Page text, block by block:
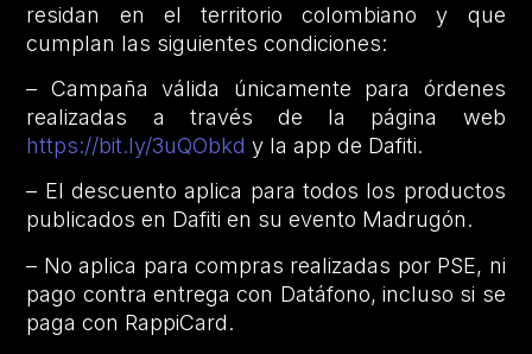
residan en el territorio colombiano y que
cumplan las siguientes condiciones:
– Campaña válida únicamente para órdenes
realizadas a través de la página web
https://bit.ly/3uQObkd y la app de Dafiti.
– El descuento aplica para todos los productos
publicados en Dafiti en su evento Madrugón.
– No aplica para compras realizadas por PSE, ni
pago contra entrega con Datáfono, incluso si se
paga con RappiCard.